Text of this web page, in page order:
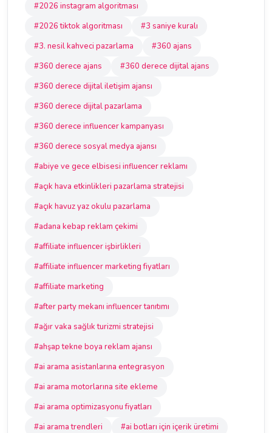
#2026 instagram algoritması
#2026 tiktok algoritması
#3 saniye kuralı
#3. nesil kahveci pazarlama
#360 ajans
#360 derece ajans
#360 derece dijital ajans
#360 derece dijital iletişim ajansı
#360 derece dijital pazarlama
#360 derece influencer kampanyası
#360 derece sosyal medya ajansı
#abiye ve gece elbisesi influencer reklamı
#açık hava etkinlikleri pazarlama stratejisi
#açık havuz yaz okulu pazarlama
#adana kebap reklam çekimi
#affiliate influencer işbirlikleri
#affiliate influencer marketing fiyatları
#affiliate marketing
#after party mekanı influencer tanıtımı
#ağır vaka sağlık turizmi stratejisi
#ahşap tekne boya reklam ajansı
#ai arama asistanlarına entegrasyon
#ai arama motorlarına site ekleme
#ai arama optimizasyonu fiyatları
#ai arama trendleri
#ai botları için içerik üretimi